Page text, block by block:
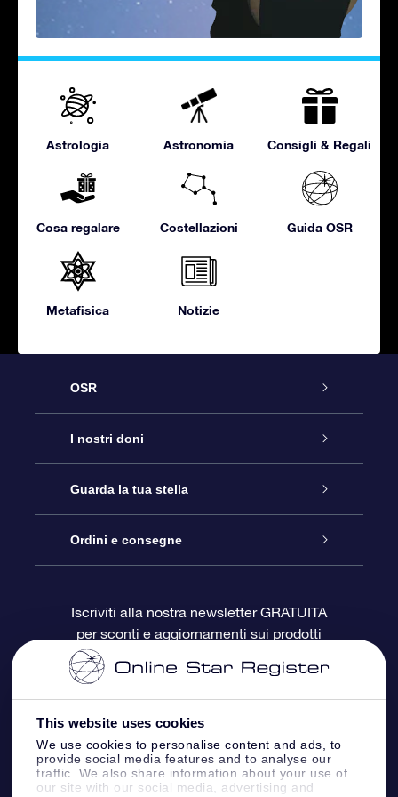
This website uses cookies
We use cookies to personalise content and ads, to
provide social media features and to analyse our
traffic. We also share information about your use of
our site with our social media, advertising and
Astrologia Astronomia Consigli & Regali
Cosa regalare Costellazioni Guida OSR
Metafisica Notizie
OSR
Assistenza
Contattaci
Blog
OSR Recensioni
I nostri doni
Online Star Gift
Pacchetto regalo OSR
Gift Card OSR
Doni aziendali
Guarda la tua stella
Registro stellare
Star Page personalizzata
One Million Stars
OSR Starsaver
App VR ‘Fly me to the stars’
Ordini e consegne
Informazioni di Pagamento
Politica di reso
Costellazioni
Iscriviti alla nostra newsletter GRATUITA
per sconti e aggiornamenti sui prodotti